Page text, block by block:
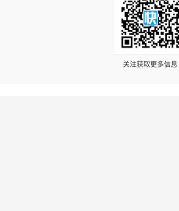
关注获取更多信息